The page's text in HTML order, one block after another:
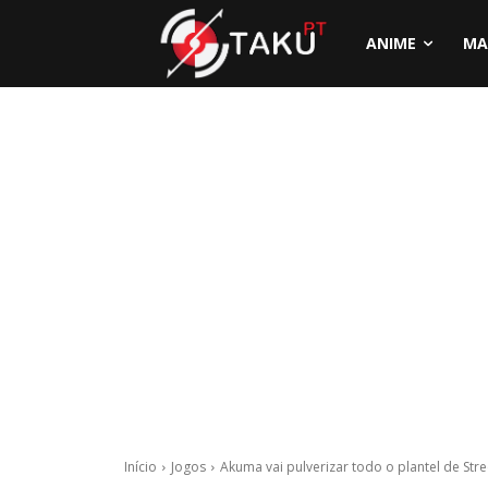
ANIME
Início Jogos Akuma vai pulverizar todo o plantel de